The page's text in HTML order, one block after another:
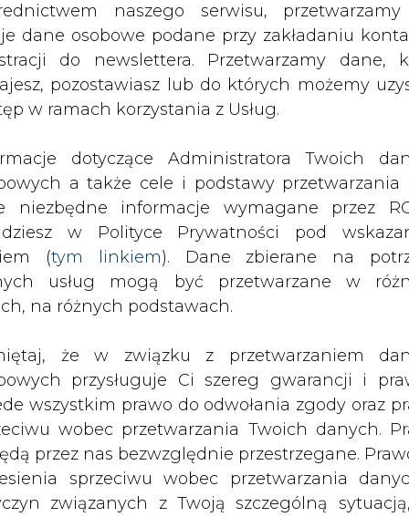
naszego serwisu,
dane osobowe podane przy zakładaniu
do newslettera. Przetwarzamy dane,
pozostawiasz lub do których możemy
w ramach korzystania z Usług.
dotyczące Administratora Twoich
a także cele i podstawy przetwarzania
niezbędne informacje wymagane przez
w Polityce Prywatności pod
(tym linkiem). Dane zbierane na
usług mogą być przetwarzane w
na różnych podstawach.
że w związku z przetwarzaniem
przysługuje Ci szereg gwarancji i
wszystkim prawo do odwołania zgody oraz
wobec przetwarzania Twoich danych.
przez nas bezwzględnie przestrzegane.
sprzeciwu wobec przetwarzania
związanych z Twoją szczególną
w dwóch kopalniach, na
skutków
w kopalniach Knurów-
włącznie" - poinformowała
ministra aktywów państwowych
spółka nie jest w stanie
na uwadze zdrowie i bezpieczeństwo
rekomendacją Śląskiego
Ministra Aktywów Państwowych" -
i organizacyjnych kontynuowanie w